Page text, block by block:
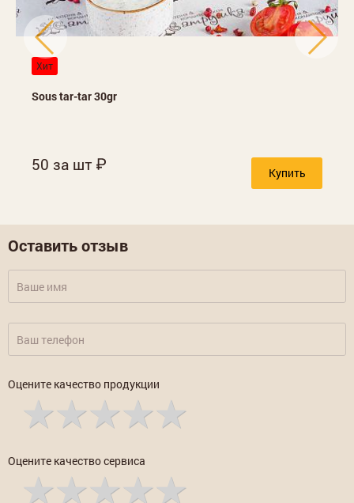
Хит
Sous tar-tar 30gr
50 за шт Купить
Оставить отзыв
Оцените качество продукции
Оцените качество сервиса